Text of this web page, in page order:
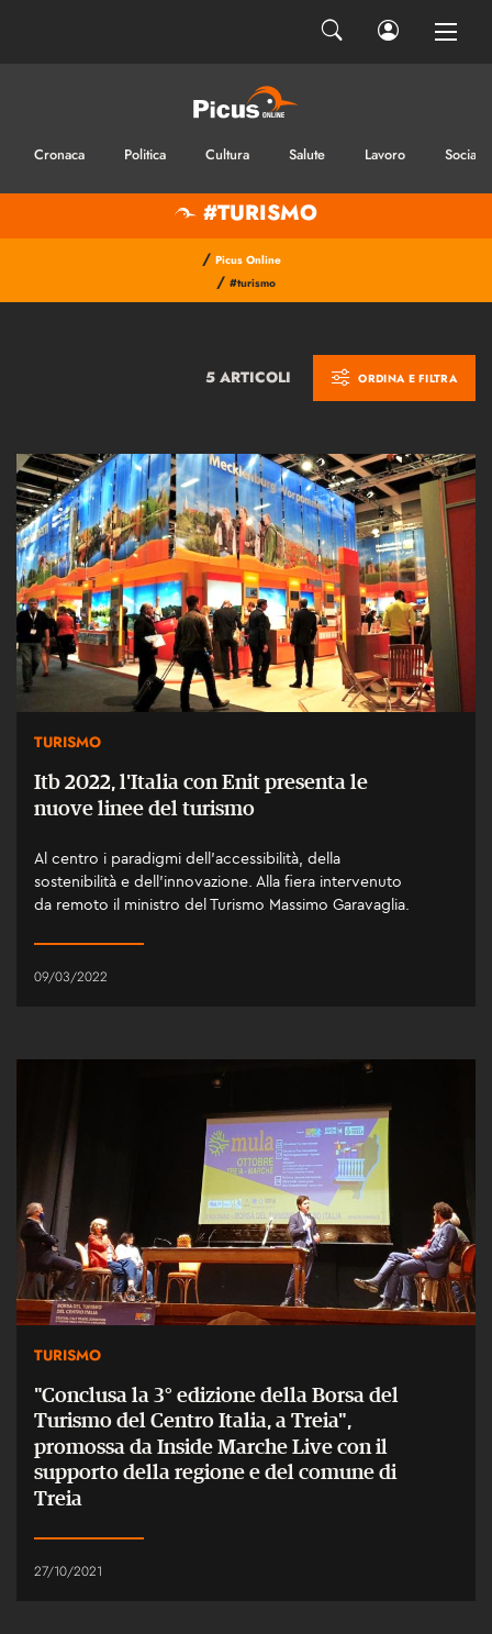
Cronaca Politica Cultura Salute Lavoro Sociale
#TURISMO
/ Picus Online
/ #turismo
5 ARTICOLI ORDINA E FILTRA
TURISMO
Itb 2022, l'Italia con Enit presenta le
nuove linee del turismo
Al centro i paradigmi dell’accessibilità, della
sostenibilità e dell’innovazione. Alla fiera intervenuto
da remoto il ministro del Turismo Massimo Garavaglia.
09/03/2022
TURISMO
"Conclusa la 3° edizione della Borsa del
Turismo del Centro Italia, a Treia",
promossa da Inside Marche Live con il
supporto della regione e del comune di
Treia
27/10/2021